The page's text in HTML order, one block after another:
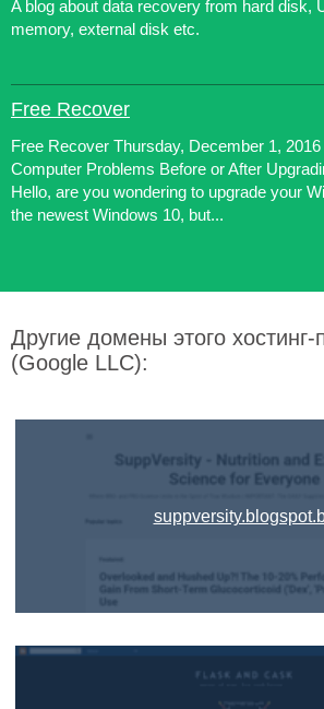
A blog about data recovery from hard disk,
memory, external disk etc.
Free Recover
Free Recover Thursday, December 1,
Computer Problems Before or After
Hello, are you wondering to upgrade your
the newest Windows 10, but...
Другие домены этого
(Google LLC):